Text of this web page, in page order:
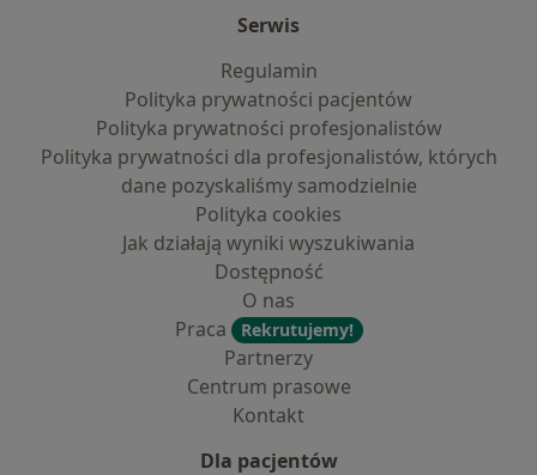
Serwis
Regulamin
Polityka prywatności pacjentów
Polityka prywatności profesjonalistów
Polityka prywatności dla profesjonalistów, których
dane pozyskaliśmy samodzielnie
Polityka cookies
Jak działają wyniki wyszukiwania
Dostępność
O nas
Praca
Rekrutujemy!
Partnerzy
Centrum prasowe
Kontakt
Dla pacjentów